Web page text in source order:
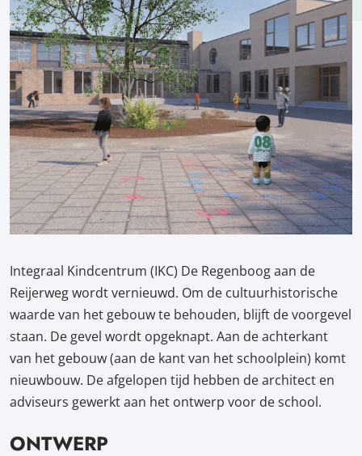
Integraal Kindcentrum (IKC) De Regenboog aan de
Reijerweg wordt vernieuwd. Om de cultuurhistorische
waarde van het gebouw te behouden, blijft de voorgevel
staan. De gevel wordt opgeknapt. Aan de achterkant
van het gebouw (aan de kant van het schoolplein) komt
nieuwbouw. De afgelopen tijd hebben de architect en
adviseurs gewerkt aan het ontwerp voor de school.
ONTWERP